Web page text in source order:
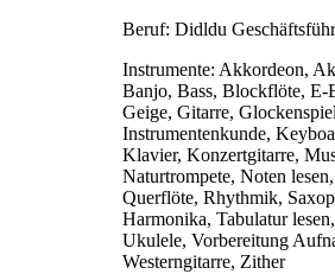
Beruf: Didldu
Instrumente: Akkordeon,
Banjo, Bass, Blockflöte, E-
Geige, Gitarre,
Instrumentenkunde,
Klavier, Konzertgitarre,
Naturtrompete, Noten
Querflöte, Rhythmik,
Harmonika, Tabulatur
Ukulele, Vorbereitung
Westerngitarre, Zither